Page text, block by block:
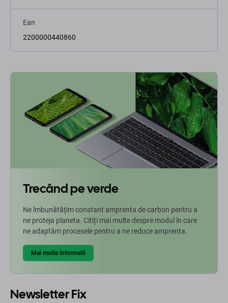
Ean
2200000440860
Trecând pe verde
Ne îmbunătățim constant amprenta de carbon pentru a
ne proteja planeta. Citiți mai multe despre modul în care
ne adaptăm procesele pentru a ne reduce amprenta.
Mai multe informatii
Newsletter Fix